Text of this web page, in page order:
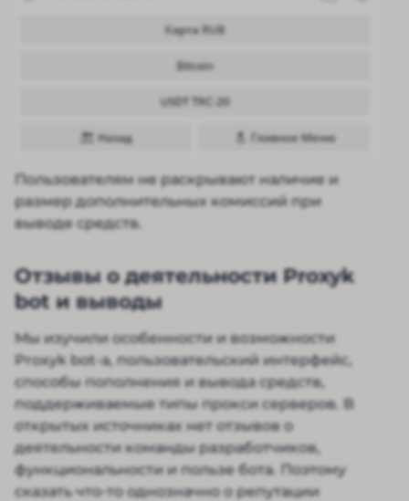
Пользователям не раскрывают наличие и
размер дополнительных комиссий при
выводе средств.
Отзывы о деятельности Proxyk
bot и выводы
Мы изучили особенности и возможности
Proxyk bot-а, пользовательский интерфейс,
способы пополнения и вывода средств,
поддерживаемые типы прокси серверов. В
открытых источниках нет отзывов о
деятельности команды разработчиков,
функциональности и пользе бота. Поэтому
сказать что-то однозначно о репутации